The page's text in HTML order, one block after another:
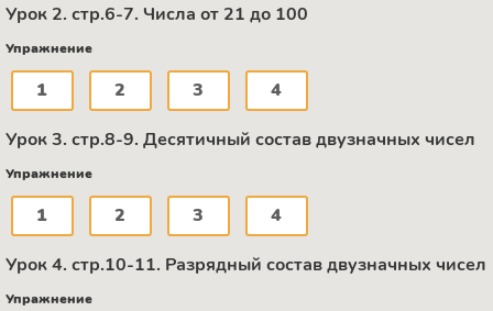
Урок 2. стр.6-7. Числа от 21 до 100
Упражнение
1 2 3 4
Урок 3. стр.8-9. Десятичный состав двузначных чисел
Упражнение
1 2 3 4
Урок 4. стр.10-11. Разрядный состав двузначных чисел
Упражнение